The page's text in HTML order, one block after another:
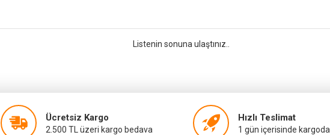
Listenin sonuna ulaştınız..
Ücretsiz Kargo
2.500 TL üzeri kargo bedava
Hızlı Teslimat
1 gün içerisinde kargoda